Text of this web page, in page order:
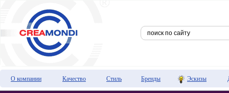
О компании Качество Стиль Бренды Эскизы